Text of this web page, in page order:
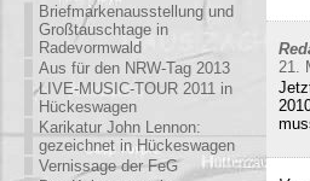
Briefmarkenausstellung und
Großtauschtage in
Radevormwald
Aus für den NRW-Tag 2013
LIVE-MUSIC-TOUR 2011 in
Hückeswagen
Karikatur John Lennon:
gezeichnet in Hückeswagen
Vernissage der FeG
21.